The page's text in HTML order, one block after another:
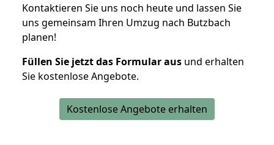
Kontaktieren Sie uns noch heute und lassen Sie
uns gemeinsam Ihren Umzug nach Butzbach
planen!
Füllen Sie jetzt das Formular aus und erhalten
Sie kostenlose Angebote.
Kostenlose Angebote erhalten